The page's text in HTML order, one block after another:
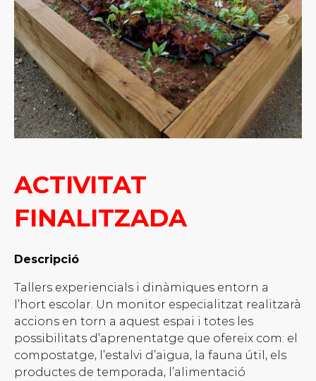
ACTIVITAT
FINALITZADA
Descripció
Tallers experiencials i dinàmiques entorn a
l’hort escolar. Un monitor especialitzat realitzarà
accions en torn a aquest espai i totes les
possibilitats d’aprenentatge que ofereix com: el
compostatge, l’estalvi d’aigua, la fauna útil, els
productes de temporada, l’alimentació